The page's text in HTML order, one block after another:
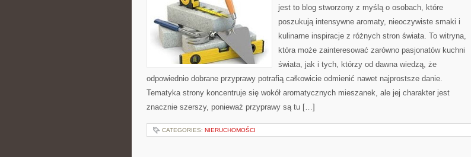
jest to blog stworzony z myślą o osobach, które
poszukują intensywne aromaty, nieoczywiste smaki i
kulinarne inspiracje z różnych stron świata. To witryna,
która może zainteresować zarówno pasjonatów kuchni
świata, jak i tych, którzy od dawna wiedzą, że
odpowiednio dobrane przyprawy potrafią całkowicie odmienić nawet najprostsze danie.
Tematyka strony koncentruje się wokół aromatycznych mieszanek, ale jej charakter jest
znacznie szerszy, ponieważ przyprawy są tu […]
CATEGORIES: NIERUCHOMOŚCI